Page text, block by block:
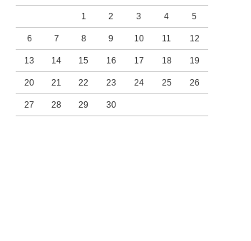
1 2 3 4 5
6 7 8 9 10 11 12
13 14 15 16 17 18 19
20 21 22 23 24 25 26
27 28 29 30